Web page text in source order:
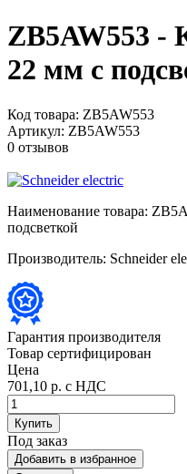
ZB5AW553 -
22 мм с
Код товара: ZB5AW553
Артикул: ZB5AW553
0 отзывов
Наименование товара:
подсветкой
Производитель: Schneider
Гарантия производителя
Товар сертифицирован
Цена
701,10 р. с НДС
Купить
Под заказ
Добавить в избранное